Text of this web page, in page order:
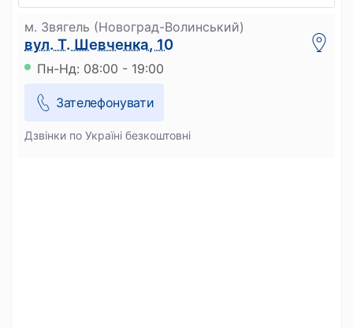
м. Звягель (Новоград-Волинський)
вул. Т. Шевченка, 10
Пн-Нд: 08:00 - 19:00
Зателефонувати
Дзвінки по Україні безкоштовні